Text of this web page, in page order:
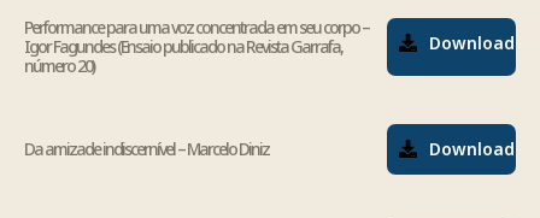
Performance para uma voz concentrada em seu corpo –
Igor Fagundes (Ensaio publicado na Revista Garrafa,
número 20)
Download
Da amizade indiscernível – Marcelo Diniz Download